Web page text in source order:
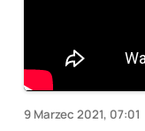
9 Marzec 2021, 07:01